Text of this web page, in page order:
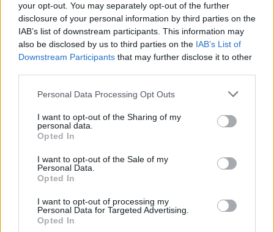
your opt-out. You may separately opt-out of the further
disclosure of your personal information by third parties on the
IAB’s list of downstream participants. This information may
also be disclosed by us to third parties on the IAB’s List of
Downstream Participants that may further disclose it to other
Personal Data Processing Opt Outs
I want to opt-out of the Sharing of my
personal data.
Opted In
I want to opt-out of the Sale of my
Personal Data.
Opted In
I want to opt-out of processing my
Personal Data for Targeted Advertising.
Opted In